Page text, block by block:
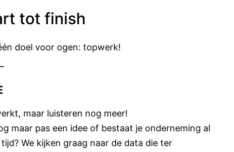
tot finish
doel voor ogen: topwerk!
maar luisteren nog meer!
maar pas een idee of bestaat je onderneming al
tijd? We kijken graag naar de data die ter